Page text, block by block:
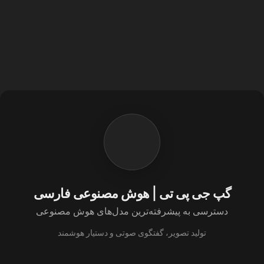
گپ جی پی تی | هوش مصنوعی فارسی
دسترسی به پیشرفته‌ترین مدل‌های هوش مصنوعی
تولید تصویر، گفتگوی صوتی و دستیار هوشمند